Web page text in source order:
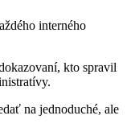
interného
kto spravil
na jednoduché, ale